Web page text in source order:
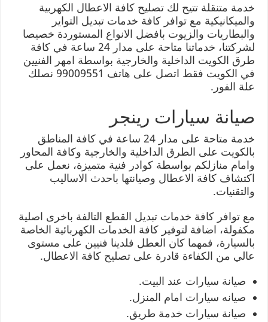
خدمة متنقلة تتيح لك تصليح كافة الاعطال الكهربية
والميكانيكية مع توافر كافة خدمات تبديل التواير
والبطاريات والزيوت بافضل الانواع المستوردة خصيصا
لشركتنا، خدماتنا متاحة على مدار 24 ساعة في كافة
طرق الكويت الداخلية والخارجية بواسطة امهر الفنيين
في الكويت فقط اتصل على هاتف 99009551 نصلك
علة الفور.
صيانة سيارات رينجر
خدمة متاحة على مدار 24 ساعة في كافة المناطق
بالكويت على الطرق الداخلية والخارجية وكافة المحاور
وامام منازلكم بواسطة كوادر فنية متميزة، نعمل على
اكتشاف كافة الاعطال وصيانتها باحدث الاساليب
والتقنيات.
مع توافر كافة خدمات تبديل القطع التالفة باخرى اصلية
مكفولة، اضافة لتوفير كافة الخدمات الكهربائية الخاصة
بالسيارة، فمهما كان العطل فلدينا فنيين على مستوى
عالي من الكفاءة قادرة على تصليح كافة الاعطال.
صيانة سيارات عند البيت.
صيانه سيارات امام المنزل.
صيانة سيارات خدمة طريق.